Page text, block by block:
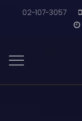
02-107-3057